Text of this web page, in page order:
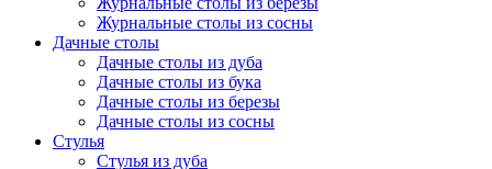
Журнальные столы из сосны
Дачные столы
Дачные столы из дуба
Дачные столы из бука
Дачные столы из березы
Дачные столы из сосны
Стулья
Стулья из дуба